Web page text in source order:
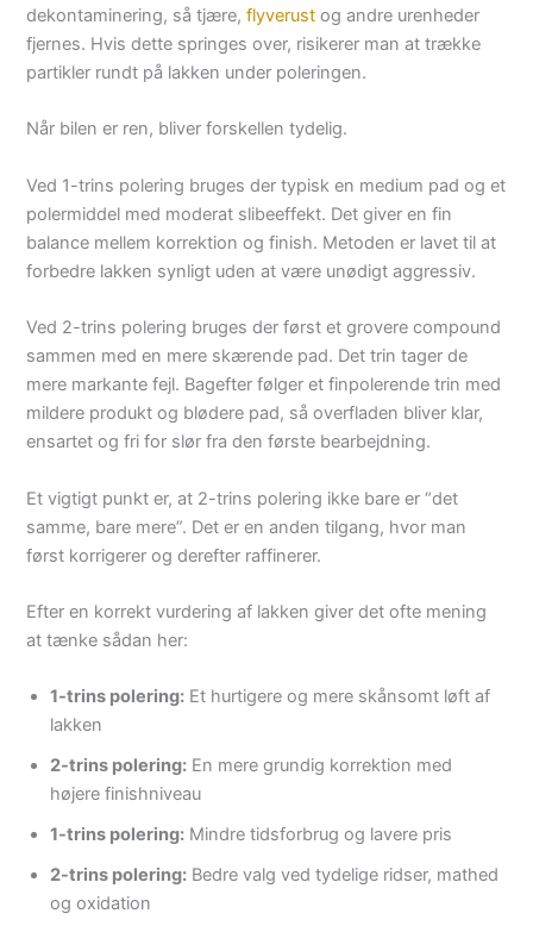
dekontaminering, så tjære,flyverust og andre urenheder
fjernes. Hvis dette springes over, risikerer man at trække
partikler rundt på lakken under poleringen.
Når bilen er ren, bliver forskellen tydelig.
Ved 1-trins polering bruges der typisk en medium pad og et
polermiddel med moderat slibeeffekt. Det giver en fin
balance mellem korrektion og finish. Metoden er lavet til at
forbedre lakken synligt uden at være unødigt aggressiv.
Ved 2-trins polering bruges der først et grovere compound
sammen med en mere skærende pad. Det trin tager de
mere markante fejl. Bagefter følger et finpolerende trin med
mildere produkt og blødere pad, så overfladen bliver klar,
ensartet og fri for slør fra den første bearbejdning.
Et vigtigt punkt er, at 2-trins polering ikke bare er “det
samme, bare mere”. Det er en anden tilgang, hvor man
først korrigerer og derefter raffinerer.
Efter en korrekt vurdering af lakken giver det ofte mening
at tænke sådan her:
1-trins polering: Et hurtigere og mere skånsomt løft af
lakken
2-trins polering: En mere grundig korrektion med
højere finishniveau
1-trins polering: Mindre tidsforbrug og lavere pris
2-trins polering: Bedre valg ved tydelige ridser, mathed
og oxidation